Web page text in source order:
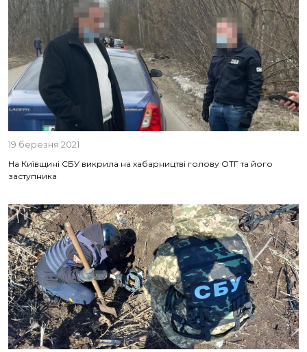
19 березня 2021
На Київщині СБУ викрила на хабарництві голову ОТГ та його
заступника